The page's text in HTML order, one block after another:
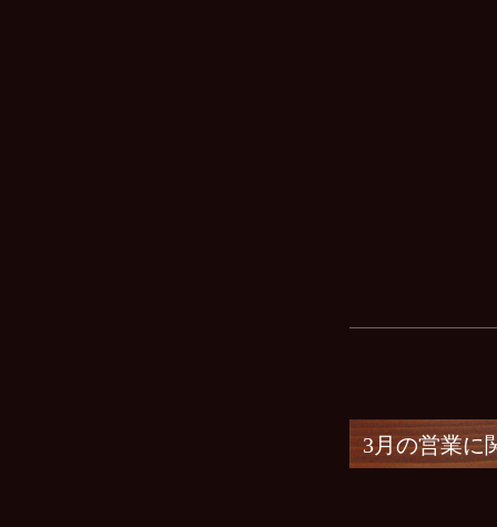
3月の営業に